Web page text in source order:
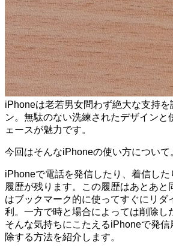
iPhoneは老若男女問わず絶大な支持を
ン。無駄のない洗練されたデザインと
ェースが魅力です。
今回はそんなiPhoneの使い方について
iPhoneで電話を発信したり、着信した
履歴が残ります。この履歴はあとあと
はブックマーク的に使ってすぐにリダ
利。一方で時と場合によっては削除し
そんな気持ちにこたえるiPhoneで発信
除する方法を紹介します。